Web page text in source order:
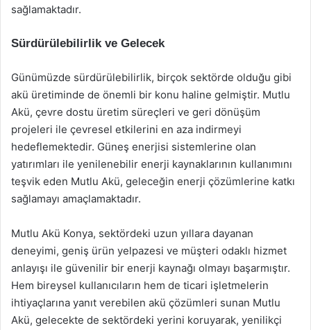
sağlamaktadır.
Sürdürülebilirlik ve Gelecek
Günümüzde sürdürülebilirlik, birçok sektörde olduğu gibi
akü üretiminde de önemli bir konu haline gelmiştir. Mutlu
Akü, çevre dostu üretim süreçleri ve geri dönüşüm
projeleri ile çevresel etkilerini en aza indirmeyi
hedeflemektedir. Güneş enerjisi sistemlerine olan
yatırımları ile yenilenebilir enerji kaynaklarının kullanımını
teşvik eden Mutlu Akü, geleceğin enerji çözümlerine katkı
sağlamayı amaçlamaktadır.
Mutlu Akü Konya, sektördeki uzun yıllara dayanan
deneyimi, geniş ürün yelpazesi ve müşteri odaklı hizmet
anlayışı ile güvenilir bir enerji kaynağı olmayı başarmıştır.
Hem bireysel kullanıcıların hem de ticari işletmelerin
ihtiyaçlarına yanıt verebilen akü çözümleri sunan Mutlu
Akü, gelecekte de sektördeki yerini koruyarak, yenilikçi